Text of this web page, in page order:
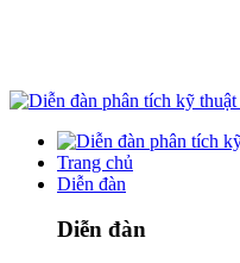
Trang chủ
Diễn đàn
Diễn đàn